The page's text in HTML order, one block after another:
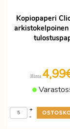
Kopiopaperi
Hinta
-
+